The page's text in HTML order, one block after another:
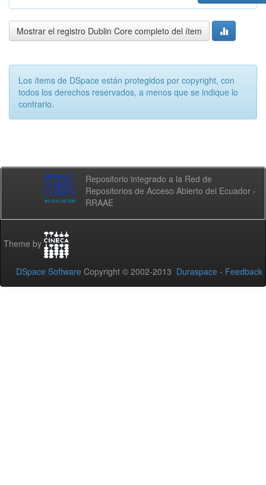
Mostrar el registro Dublin Core completo del ítem
Los ítems de DSpace están protegidos por copyright, con
todos los derechos reservados, a menos que se indique lo
contrario.
Repositorio integrado a la Red de
Repositorios de Acceso Abierto del Ecuador -
RRAAE
Theme by
DSpace Software Copyright © 2002-2013 Duraspace - Feedback